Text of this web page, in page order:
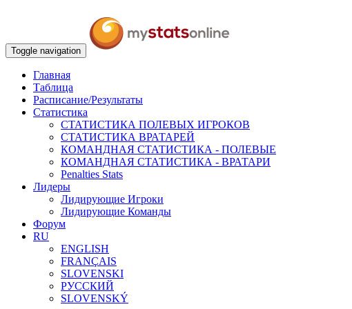
Toggle navigation
Главная
Таблица
Расписание/Результаты
Статистика
СТАТИСТИКА ПОЛЕВЫХ ИГРОКОВ
СТАТИСТИКА ВРАТАРЕЙ
КОМАНДНАЯ СТАТИСТИКА - ПОЛЕВЫЕ
КОМАНДНАЯ СТАТИСТИКА - ВРАТАРИ
Penalties Stats
Лидеры
Лидирующие Игроки
Лидирующие Команды
Форум
RU
ENGLISH
FRANÇAIS
SLOVENSKI
РУССКИЙ
SLOVENSKÝ